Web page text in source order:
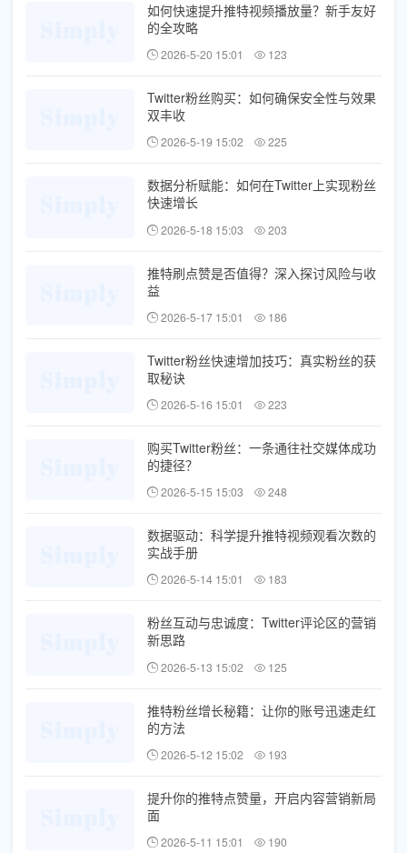
如何快速提升推特视频播放量？新手友好
的全攻略
2026-5-20 15:01 123
Twitter粉丝购买：如何确保安全性与效果
双丰收
2026-5-19 15:02 225
数据分析赋能：如何在Twitter上实现粉丝
快速增长
2026-5-18 15:03 203
推特刷点赞是否值得？深入探讨风险与收
益
2026-5-17 15:01 186
Twitter粉丝快速增加技巧：真实粉丝的获
取秘诀
2026-5-16 15:01 223
购买Twitter粉丝：一条通往社交媒体成功
的捷径？
2026-5-15 15:03 248
数据驱动：科学提升推特视频观看次数的
实战手册
2026-5-14 15:01 183
粉丝互动与忠诚度：Twitter评论区的营销
新思路
2026-5-13 15:02 125
推特粉丝增长秘籍：让你的账号迅速走红
的方法
2026-5-12 15:02 193
提升你的推特点赞量，开启内容营销新局
面
2026-5-11 15:01 190